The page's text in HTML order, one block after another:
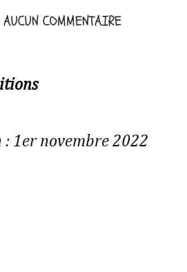
AUCUN COMMENTAIRE
1er novembre 2022